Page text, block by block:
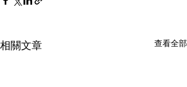
相關文章 查看全部